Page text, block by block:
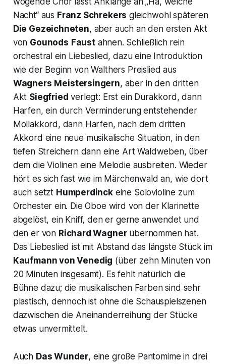
Nacht“ aus Franz Schrekers gleichwohl späteren
Die Gezeichneten, aber auch an den ersten Akt
von Gounods Faustahnen. Schließlich rein
orchestral ein Liebeslied, dazu eine Introduktion
wie der Beginn von Walthers Preislied aus
Wagners Meistersingern, aber in den dritten
Akt Siegfried verlegt: Erst ein Durakkord, dann
Harfen, ein durch Verminderung entstehender
Mollakkord, dann Harfen, nach dem dritten
Akkord eine neue musikalische Situation, in den
tiefen Streichern dann eine Art Waldweben, über
dem die Violinen eine Melodie ausbreiten. Wieder
hört es sich fast wie im Märchenwald an, wie dort
auch setzt Humperdinckeine Solovioline zum
Orchester ein. Die Oboe wird von der Klarinette
abgelöst, ein Kniff, den er gerne anwendet und
den er von Richard Wagnerübernommen hat.
Das Liebeslied ist mit Abstand das längste Stück im
Kaufmann von Venedig (über zehn Minuten von
20 Minuten insgesamt). Es fehlt natürlich die
Bühne dazu; die musikalischen Farben sind sehr
plastisch, dennoch ist ohne die Schauspielszenen
dazwischen die Aneinanderreihung der Stücke
etwas unvermittelt.
Auch Das Wunder, eine große Pantomime in drei